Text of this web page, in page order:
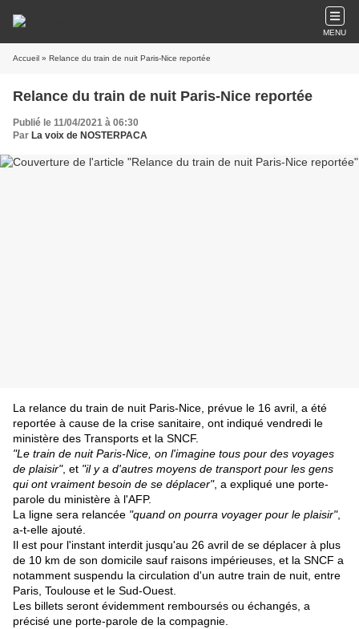
MENU
Accueil » Relance du train de nuit Paris-Nice reportée
Relance du train de nuit Paris-Nice reportée
Publié le 11/04/2021 à 06:30
Par La voix de NOSTERPACA
La relance du train de nuit Paris-Nice, prévue le 16 avril, a été
reportée à cause de la crise sanitaire, ont indiqué vendredi le
ministère des Transports et la SNCF.
"Le train de nuit Paris-Nice, on l'imagine tous pour des voyages
de plaisir", et "il y a d'autres moyens de transport pour les gens
qui ont vraiment besoin de se déplacer", a expliqué une porte-
parole du ministère à l'AFP.
La ligne sera relancée "quand on pourra voyager pour le plaisir",
a-t-elle ajouté.
Il est pour l'instant interdit jusqu'au 26 avril de se déplacer à plus
de 10 km de son domicile sauf raisons impérieuses, et la SNCF a
notamment suspendu la circulation d'un autre train de nuit, entre
Paris, Toulouse et le Sud-Ouest.
Les billets seront évidemment remboursés ou échangés, a
précisé une porte-parole de la compagnie.